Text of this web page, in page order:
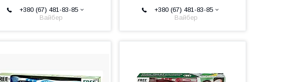
+380 (67) 481-83-85
Вайбер
+380 (67) 481-83-85
Вайбер